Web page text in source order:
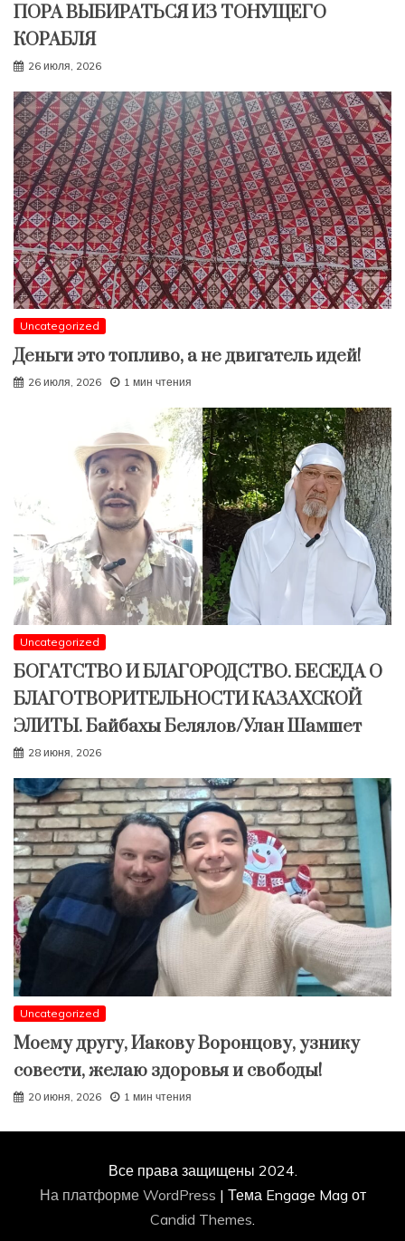
ПОРА ВЫБИРАТЬСЯ ИЗ ТОНУЩЕГО
КОРАБЛЯ
26 июля, 2026
Uncategorized
Деньги это топливо, а не двигатель идей!
26 июля, 2026 1 мин чтения
Uncategorized
БОГАТСТВО И БЛАГОРОДСТВО. БЕСЕДА О
БЛАГОТВОРИТЕЛЬНОСТИ КАЗАХСКОЙ
ЭЛИТЫ. Байбахы Белялов/Улан Шамшет
28 июня, 2026
Uncategorized
Моему другу, Иакову Воронцову, узнику
совести, желаю здоровья и свободы!
20 июня, 2026 1 мин чтения
Все права защищены 2024.
На платформе WordPress | Тема Engage Mag от
Candid Themes